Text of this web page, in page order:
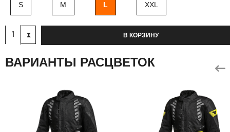
S M L XXL
В КОРЗИНУ
ВАРИАНТЫ РАСЦВЕТОК